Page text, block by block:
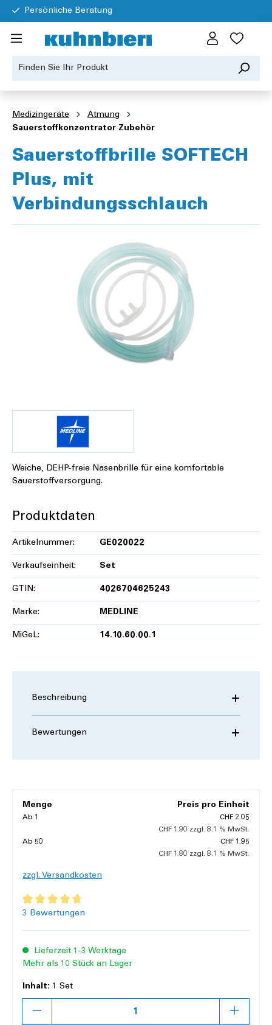
Persönliche Beratung
Medizingeräte
Atmung
Sauerstoffkonzentrator Zubehör
Sauerstoffbrille SOFTECH
Plus, mit
Verbindungsschlauch
Weiche, DEHP-freie Nasenbrille für eine komfortable
Sauerstoffversorgung.
Produktdaten
Artikelnummer: GE020022
Verkaufseinheit: Set
GTIN: 4026704625243
Marke: MEDLINE
MiGeL: 14.10.60.00.1
Beschreibung
Bewertungen
Menge Preis pro Einheit
Ab 1
CHF 2.05
CHF 1.90 zzgl. 8.1 % MwSt.
Ab 50
CHF 1.95
CHF 1.80 zzgl. 8.1 % MwSt.
zzgl. Versandkosten
Durchschnittliche Bewertung von 4.7 von 5 Sternen
3 Bewertungen
Lieferzeit 1-3 Werktage
Mehr als 10 Stück an Lager
Inhalt: 1 Set